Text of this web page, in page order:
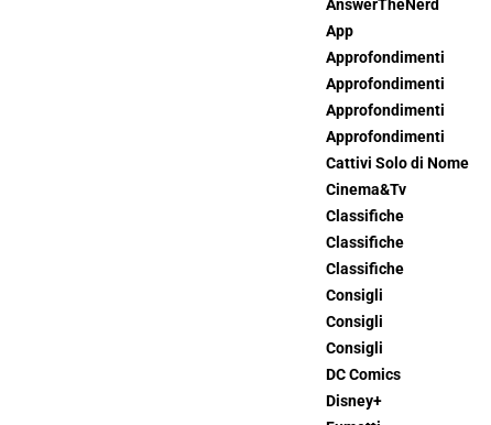
AnswerTheNerd
App
Approfondimenti
Approfondimenti
Approfondimenti
Approfondimenti
Cattivi Solo di Nome
Cinema&Tv
Classifiche
Classifiche
Classifiche
Consigli
Consigli
Consigli
DC Comics
Disney+